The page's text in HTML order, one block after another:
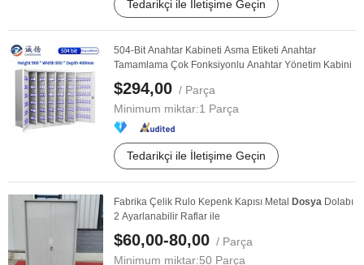
Tedarikçi ile İletişime Geçin
504-Bit Anahtar Kabineti Asma Etiketi Anahtar
Tamamlama Çok Fonksiyonlu Anahtar Yönetim Kabini
$294,00 / Parça
Minimum miktar:1 Parça
Tedarikçi ile İletişime Geçin
Fabrika Çelik Rulo Kepenk Kapısı Metal Dosya Dolabı
2 Ayarlanabilir Raflar ile
$60,00-80,00 / Parça
Minimum miktar:50 Parça